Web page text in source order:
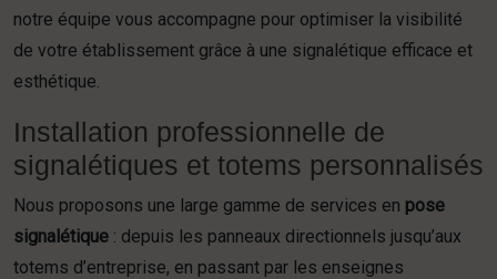
notre équipe vous accompagne pour optimiser la visibilité
de votre établissement grâce à une signalétique efficace et
esthétique.
Installation professionnelle de
signalétiques et totems personnalisés
Nous proposons une large gamme de services en pose
signalétique : depuis les panneaux directionnels jusqu’aux
totems d’entreprise, en passant par les enseignes